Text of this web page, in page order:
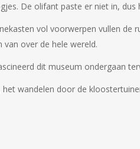
De olifant paste er niet in,
vol voorwerpen vullen de
over de hele wereld.
dit museum ondergaan
wandelen door de